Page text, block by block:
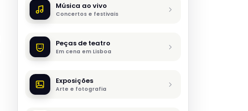
Música ao vivo
Concertos e festivais
Peças de teatro
Em cena em Lisboa
Exposições
Arte e fotografia